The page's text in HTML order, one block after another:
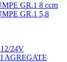
GR.1 8 ccm
GR.1 5,8
24V
AGREGATE